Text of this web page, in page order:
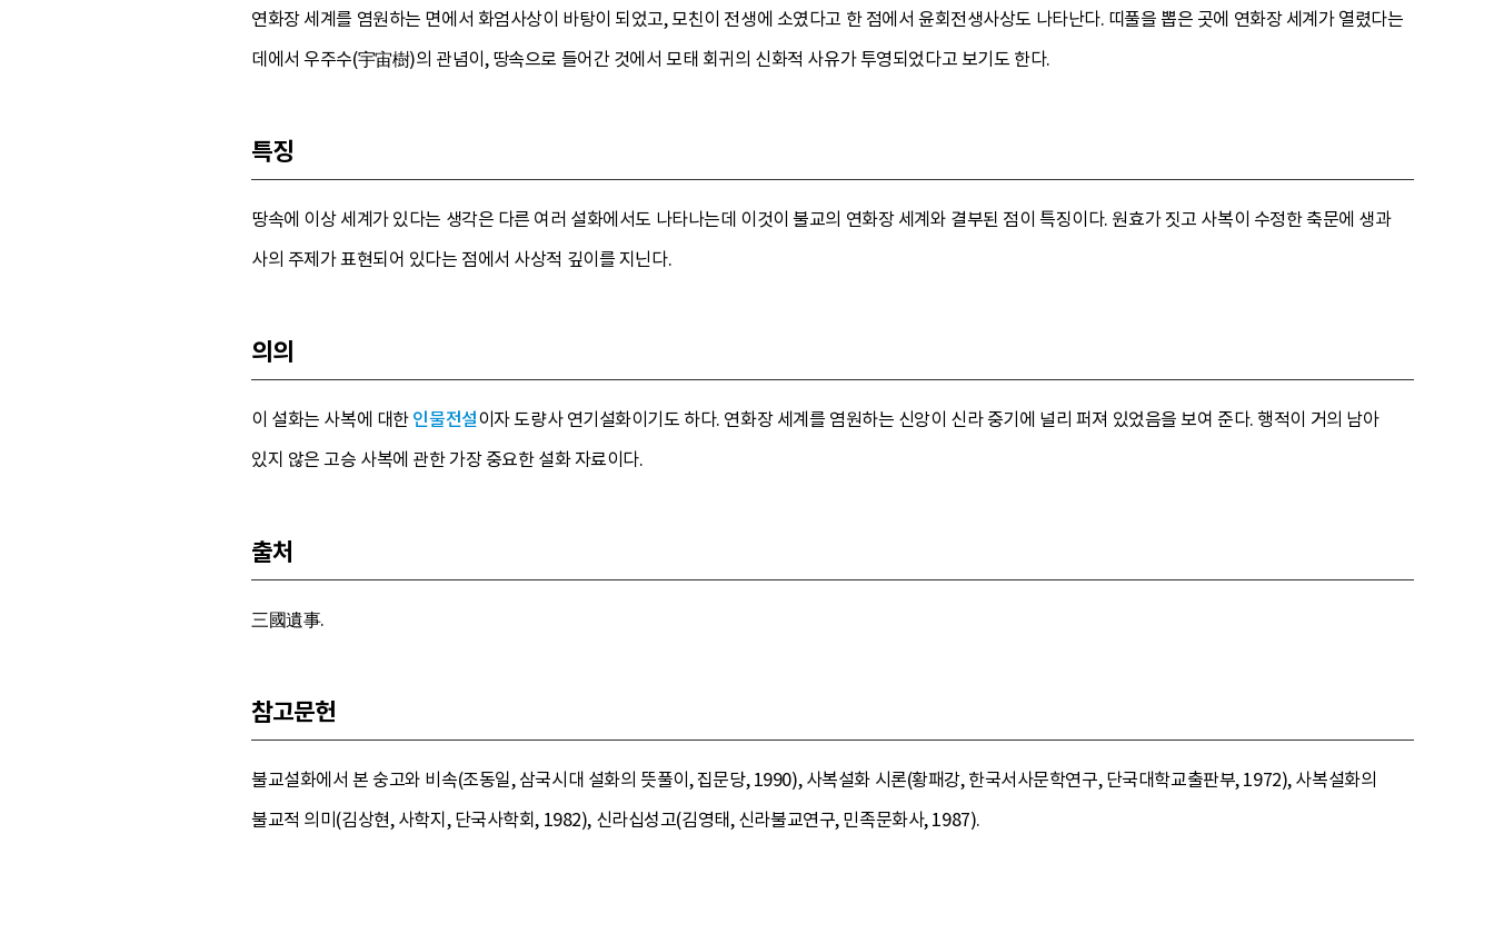
연화장 세계를 염원하는 면에서 화엄사상이 바탕이 되었고, 모친이 전생에 소였다고 한 점에서 윤회전생사상도 나타난다. 띠풀을 뽑은 곳에 연화장 세계가 열렸다는
데에서 우주수(宇宙樹)의 관념이, 땅속으로 들어간 것에서 모태 회귀의 신화적 사유가 투영되었다고 보기도 한다.
특징
땅속에 이상 세계가 있다는 생각은 다른 여러 설화에서도 나타나는데 이것이 불교의 연화장 세계와 결부된 점이 특징이다. 원효가 짓고 사복이 수정한 축문에 생과
사의 주제가 표현되어 있다는 점에서 사상적 깊이를 지닌다.
의의
이 설화는 사복에 대한인물전설이자 도량사 연기설화이기도 하다. 연화장 세계를 염원하는 신앙이 신라 중기에 널리 퍼져 있었음을 보여 준다. 행적이 거의 남아
있지 않은 고승 사복에 관한 가장 중요한 설화 자료이다.
출처
三國遺事.
참고문헌
불교설화에서 본 숭고와 비속(조동일, 삼국시대 설화의 뜻풀이, 집문당, 1990), 사복설화 시론(황패강, 한국서사문학연구, 단국대학교출판부, 1972), 사복설화의
불교적 의미(김상현, 사학지, 단국사학회, 1982), 신라십성고(김영태, 신라불교연구, 민족문화사, 1987).